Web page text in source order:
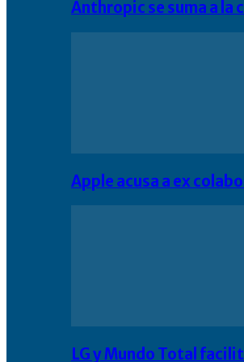
Anthropic se suma a
Apple acusa a ex
LG y Mundo Total